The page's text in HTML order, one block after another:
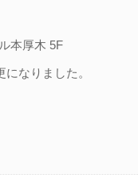
本厚木 5F
なりました。